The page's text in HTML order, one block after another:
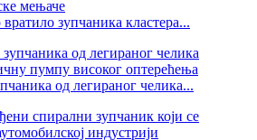
зупчаника кластера...
од легираног челика...